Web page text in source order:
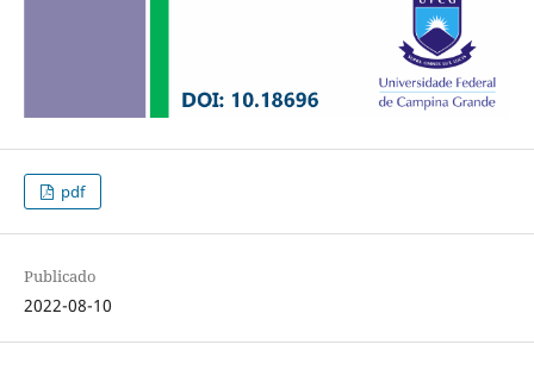
pdf
Publicado
2022-08-10